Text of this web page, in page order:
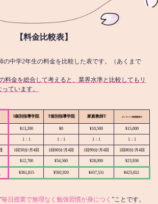
【料金比較表】
の中学2年生の料金を比較した表です。（あくまで
料金を総合して考えると、業界水準と比較してもリ
ています。
I個別指導学院 T個別指導学院 家庭教師T オンライン家庭教師M
¥13,200 ¥0 ¥10,500 ¥15,000
1：1 1：1 1：1 1：1
1回50分/月4回 1回60分/月4回 1回90分/月4回 1回80分/月4回
¥12,700 ¥34,560 ¥28,000 ¥23,936
¥361,815 ¥592,920 ¥437,531 ¥425,652
毎日授業で無理なく勉強習慣が身につく ”ことです。